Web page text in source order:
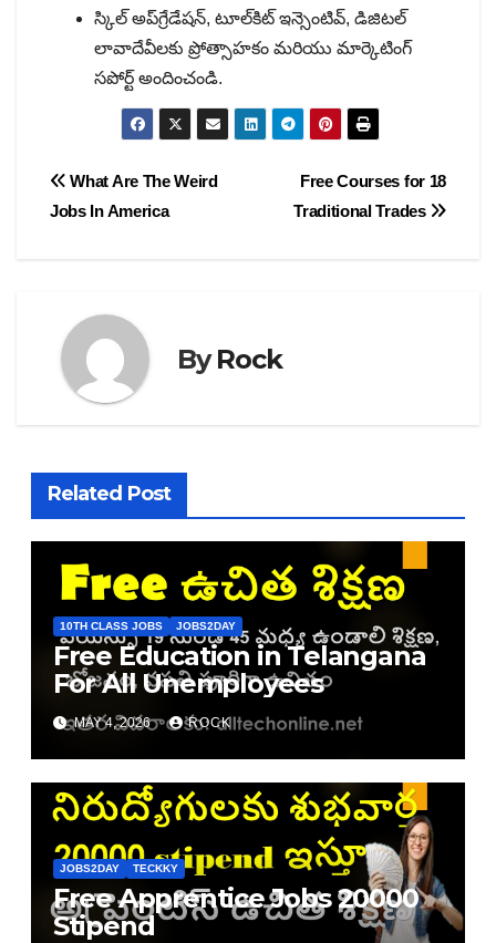
స్కిల్ అప్‌గ్రేడేషన్, టూల్‌కిట్ ఇన్సెంటివ్, డిజిటల్
లావాదేవీలకు ప్రోత్సాహకం మరియు మార్కెటింగ్
సపోర్ట్ అందించండి.
Post
Free Courses for 18
Traditional Trades
What Are The Weird
Jobs In America
ByRock
Related Post
10TH CLASS JOBS JOBS2DAY
Free Education in Telangana
For All Unemployees
MAY 4, 2026 ROCK
JOBS2DAY TECKKY
Free Apprentice Jobs 20000
Stipend